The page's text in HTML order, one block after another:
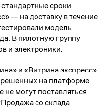
сроки
— на доставку в течение
модель
В пилотную группу
и электроники.
и «Витрина экспресс»
на платформе
могут поставляться
со склада